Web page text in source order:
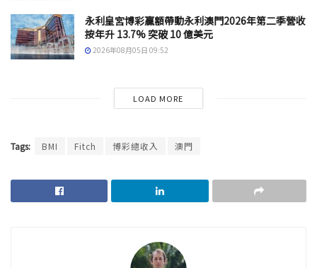
永利皇宮博彩贏額帶動永利澳門2026年第二季營收
按年升 13.7% 突破 10 億美元
2026年08月05日 09:52
LOAD MORE
Tags: BMI Fitch 博彩總收入 澳門